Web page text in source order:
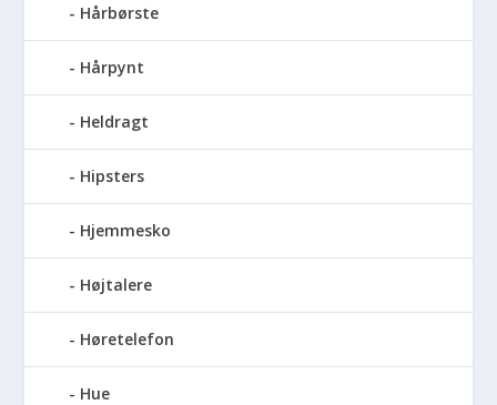
Hårbørste
Hårpynt
Heldragt
Hipsters
Hjemmesko
Højtalere
Høretelefon
Hue